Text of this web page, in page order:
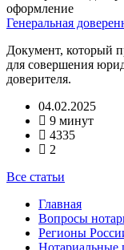
Генеральная
Документ, который
для совершения
доверителя.
04.02.2025
9 минут
4335
2
Все статьи
Главная
Вопросы
Регионы
Нотариальные